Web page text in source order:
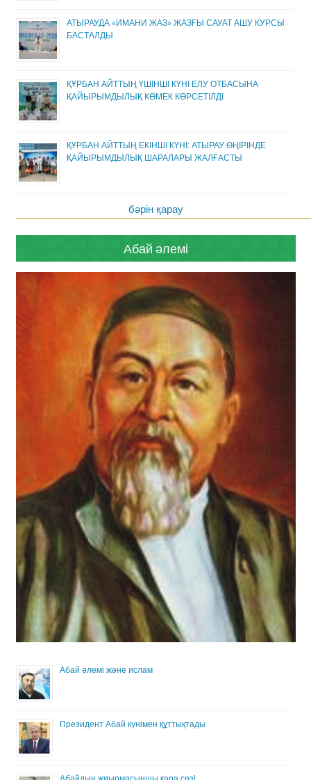
АТЫРАУДА «ИМАНИ ЖАЗ» ЖАЗҒЫ САУАТ АШУ КУРСЫ
БАСТАЛДЫ
ҚҰРБАН АЙТТЫҢ ҮШІНШІ КҮНІ ЕЛУ ОТБАСЫНА
ҚАЙЫРЫМДЫЛЫҚ КӨМЕК КӨРСЕТІЛДІ
ҚҰРБАН АЙТТЫҢ ЕКІНШІ КҮНІ: АТЫРАУ ӨҢІРІНДЕ
ҚАЙЫРЫМДЫЛЫҚ ШАРАЛАРЫ ЖАЛҒАСТЫ
бәрін қарау
Абай әлемі
Абай әлемі және ислам
Президент Абай күнімен құттықтады